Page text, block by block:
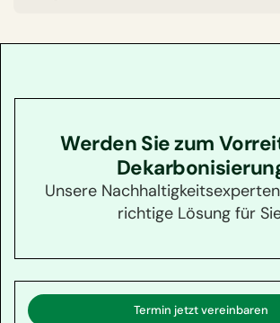
Werden Sie zum
Unsere
richtige Lösung für
Termin jetzt vereinbaren